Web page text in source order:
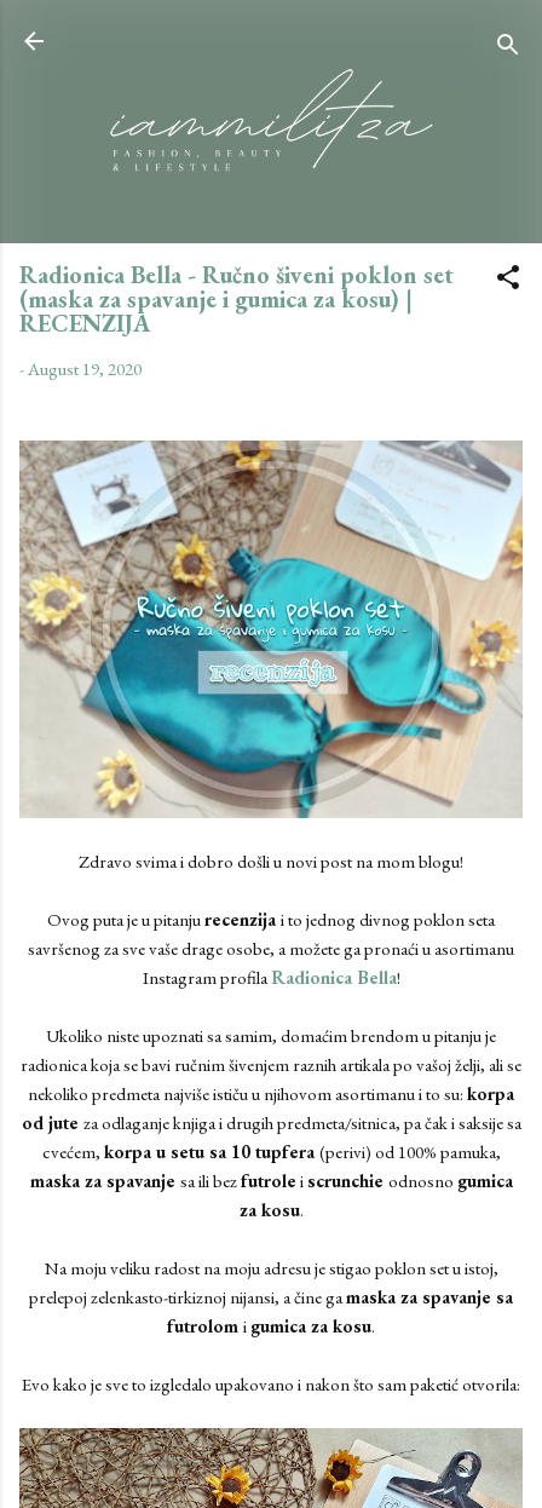
Radionica Bella - Ručno šiveni poklon set
(maska za spavanje i gumica za kosu) |
RECENZIJA
-August 19, 2020
Zdravo svima i dobro došli u novi post na mom blogu!
Ovog puta je u pitanju recenzija i to jednog divnog poklon seta
savršenog za sve vaše drage osobe, a možete ga pronaći u asortimanu
Instagram profila Radionica Bella!
Ukoliko niste upoznati sa samim, domaćim brendom u pitanju je
radionica koja se bavi ručnim šivenjem raznih artikala po vašoj želji, ali se
nekoliko predmeta najviše ističu u njihovom asortimanu i to su: korpa
od jute za odlaganje knjiga i drugih predmeta/sitnica, pa čak i saksije sa
cvećem, korpa u setu sa 10 tupfera (perivi) od 100% pamuka,
maska za spavanje sa ili bezfutrole i scrunchie odnosno gumica
za kosu.
Na moju veliku radost na moju adresu je stigao poklon set u istoj,
prelepoj zelenkasto-tirkiznoj nijansi, a čine ga maska za spavanje sa
futrolom i gumica za kosu.
Evo kako je sve to izgledalo upakovano i nakon što sam paketić otvorila: